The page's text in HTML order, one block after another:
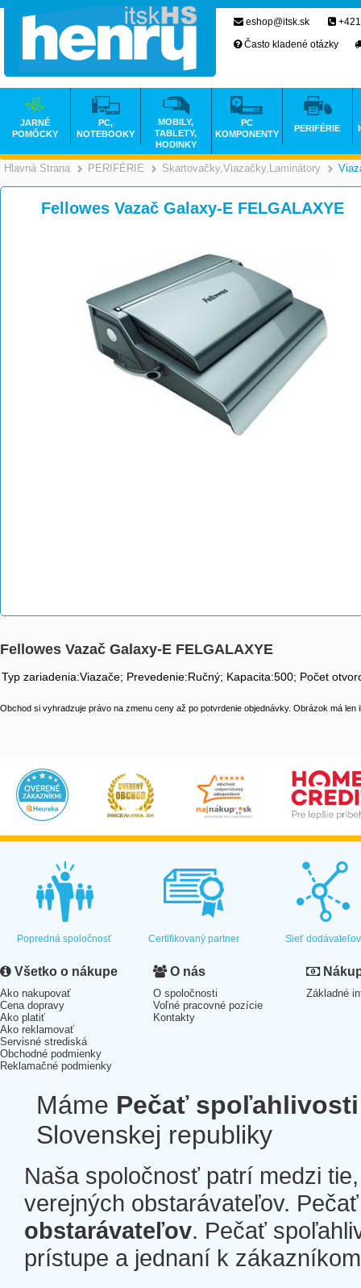
Hlavná Strana >
PERIFÉRIE >
Skartovačky,Viazačky,Laminátory
Fellowes Vazač Galaxy-E FELGALAXYE
Fellowes Vazač Galaxy-E FELGALAXYE
Typ zariadenia:Viazače; Prevedenie:Ručný; Kapacita:500; Počet
Obchod si vyhradzuje právo na zmenu ceny až po potvrdenie objednávky. Obrázok má len
eshop@itsk.sk
Často kladené otázky
JARNÉ
POMÔCKY
PC,
NOTEBOOKY
MOBILY,
TABLETY,
HODINKY
PC
KOMPONENTY
PERIFÉRIE
Popredná spoločnosť Certifikovaný partner Sieť dodávateľov
Všetko o nákupe
Ako nakupovať
Cena dopravy
Ako platiť
Ako reklamovať
Servisné strediská
Obchodné podmienky
Reklamačné podmienky
O nás
O spoločnosti
Voľné pracovné pozície
Kontakty
Základné
Máme Pečať spoľahlivosti
Slovenskej republiky
Naša spoločnosť patrí medzi
verejných obstarávateľov.
obstarávateľov. Pečať
prístupe a jednaní k